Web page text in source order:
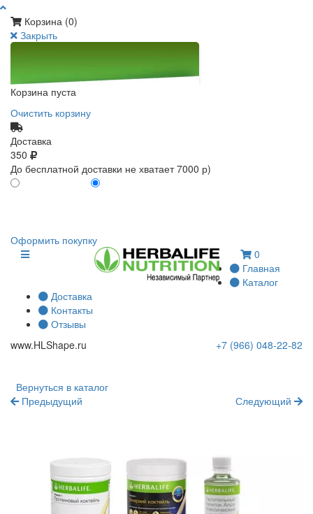
Корзина (0)
Закрыть
Корзина пуста
Очистить корзину
Доставка
350
До бесплатной доставки не хватает 7000 р)
Оформить покупку
0
Главная
Каталог
Доставка
Контакты
Отзывы
www.HLShape.ru +7 (966) 048-22-82
Вернуться в каталог
Предыдущий
Следующий